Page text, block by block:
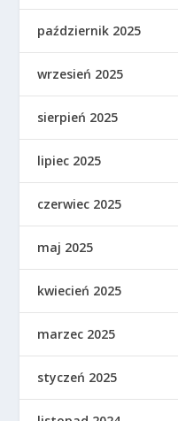
październik 2025
wrzesień 2025
sierpień 2025
lipiec 2025
czerwiec 2025
maj 2025
kwiecień 2025
marzec 2025
styczeń 2025